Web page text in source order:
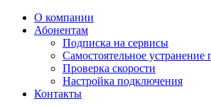
О компании
Абонентам
Подписка на сервисы
Самостоятельное устранение
Проверка скорости
Настройка подключения
Контакты